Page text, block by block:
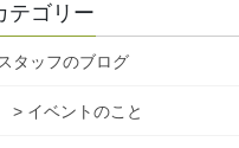
テゴリー
スタッフのブログ
> イベントのこと